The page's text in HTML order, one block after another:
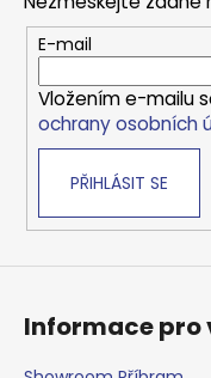
E-mail
Vložením e-mailu
ochrany osobních
PŘIHLÁSIT SE
Informace pro